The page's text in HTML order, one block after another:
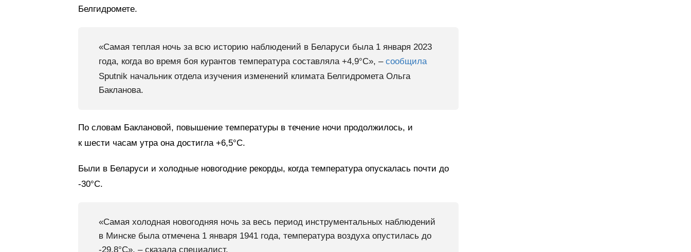
Белгидромете.
«Самая теплая ночь за всю историю наблюдений в Беларуси была 1 января 2023
года, когда во время боя курантов температура составляла +4,9°С», – сообщила
Sputnik начальник отдела изучения изменений климата Белгидромета Ольга
Бакланова.
По словам Баклановой, повышение температуры в течение ночи продолжилось, и
к шести часам утра она достигла +6,5°С.
Были в Беларуси и холодные новогодние рекорды, когда температура опускалась почти до
-30°С.
«Самая холодная новогодняя ночь за весь период инструментальных наблюдений
в Минске была отмечена 1 января 1941 года, температура воздуха опустилась до
-29,8°С», – сказала специалист.